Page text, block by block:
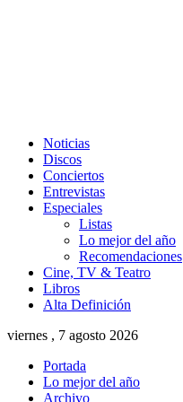
Noticias
Discos
Conciertos
Entrevistas
Especiales
Listas
Lo mejor del año
Recomendaciones
Cine, TV & Teatro
Libros
Alta Definición
viernes , 7 agosto 2026
Portada
Lo mejor del año
Archivo